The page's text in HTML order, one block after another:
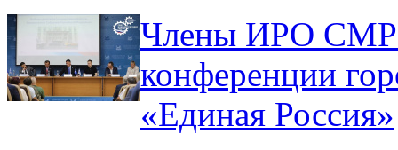
Члены ИРО СМР
конференции
«Единая Россия»